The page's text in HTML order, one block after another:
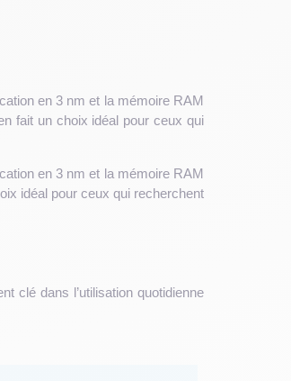
en 3 nm et la mémoire RAM
fait un choix idéal pour ceux qui
en 3 nm et la mémoire RAM
idéal pour ceux qui recherchent
clé dans l’utilisation quotidienne